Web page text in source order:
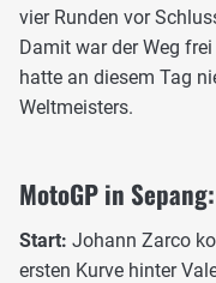
vier Runden vor
Damit war der Weg
hatte an diesem Tag
Weltmeisters.
MotoGP in
Start: Johann Zarco
ersten Kurve hinter